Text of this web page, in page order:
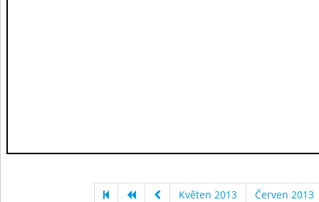
Květen 2013 Červen 2013